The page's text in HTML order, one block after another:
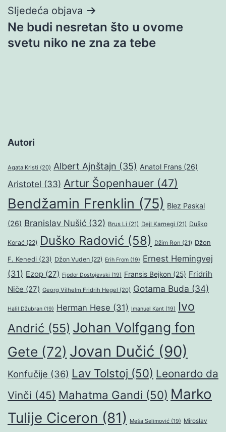
Sljedeća objava
Ne budi nesretan što u ovome
svetu niko ne zna za tebe
Autori
Agata Kristi (20) Albert Ajnštajn (35) Anatol Frans (26)
Aristotel (33) Artur Šopenhauer (47)
Bendžamin Frenklin (75) Blez Paskal
(26) Branislav Nušić (32) Brus Li (21) Dejl Karnegi (21) Duško
Korać (22) Duško Radović (58) Džim Ron (21) Džon
F. Kenedi (23) Džon Vuden (22) Erih From (19) Ernest Hemingvej
(31) Ezop (27) Fjodor Dostojevski (19) Fransis Bejkon (25) Fridrih
Niče (27) Georg Vilhelm Fridrih Hegel (20) Gotama Buda (34)
Halil Džubran (19) Herman Hese (31) Imanuel Kant (19)
Ivo
Andrić (55) Johan Volfgang fon
Gete (72) Jovan Dučić (90)
Konfučije (36) Lav Tolstoj (50) Leonardo da
Vinči (45) Mahatma Gandi (50) Marko
Tulije Ciceron (81) Meša Selimović (19) Miroslav